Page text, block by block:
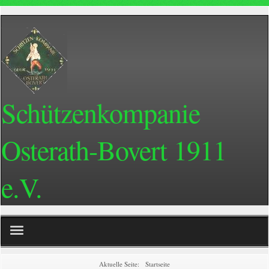
Schützenkompanie
Osterath-Bovert 1911
e.V.
Aktuelle Seite: Startseite